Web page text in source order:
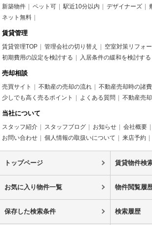
新築物件 ペット可 駅近10分以内 デザイナーズ
ネット無料
賃貸管理
賃貸管理TOP 管理会社の切り替え
空室対策リフォ
初期費用の設定を検討する
入居条件の緩和を検討する
売却相談
売買サイト 不動産の売却の流れ
不動産売却時の諸
少しでも高く売るポイント
よくある質問 不動産売
当社について
スタッフ紹介 スタッフブログ お知らせ 会社概要
お問い合わせ
個人情報の取扱いについて 来店予約
トップページ 賃貸物件検
お気に入り物件一覧 物件閲覧履
保存した検索条件 検索履歴